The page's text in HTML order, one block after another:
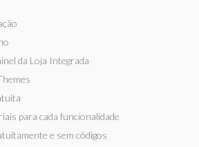
da Loja Integrada
para cada funcionalidade
e sem códigos